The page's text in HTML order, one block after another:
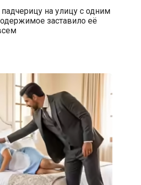
на улицу с одним
заставило её